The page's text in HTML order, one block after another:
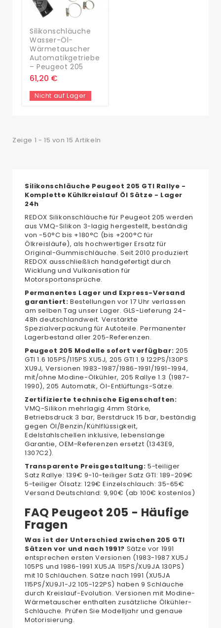
Silikonschläuche
Wasser-Öl-
Wärmetauscher
Automatikgetriebe
– Peugeot 205
61,20 €
Nicht auf Lager
Zeige 1 - 15 von 15 Artikeln
Silikonschläuche Peugeot 205 GTI Rallye -
Komplette Kühlkreislauf Öl Sätze - Lager
24h
REDOX Silikonschläuche für Peugeot 205 werden
aus VMQ-Silikon 3-lagig hergestellt, beständig
von -50°C bis +180°C (bis +200°C für
Ölkreisläufe), als hochwertiger Ersatz für
Original-Gummischläuche. Seit 2010 produziert
REDOX ausschließlich handgefertigt durch
Wicklung und Vulkanisation für
Motorsportansprüche.
Permanentes Lager und Express-Versand
garantiert: Bestellungen vor 17 Uhr verlassen
am selben Tag unser Lager. GLS-Lieferung 24-
48h deutschlandweit. Verstärkte
Spezialverpackung für Autoteile. Permanenter
Lagerbestand aller 205-Referenzen.
Peugeot 205 Modelle sofort verfügbar: 205
GTI 1.6 105PS/115PS XU5J, 205 GTI 1.9 122PS/130PS
XU9J, Versionen 1983-1987/1986-1991/1991-1994,
mit/ohne Modine-Ölkühler, 205 Rallye 1.3 (1987-
1990), 205 Automatik, Öl-Entlüftungs-Sätze.
Zertifizierte technische Eigenschaften:
VMQ-Silikon mehrlagig 4mm Stärke,
Betriebsdruck 3 bar, Berstdruck 15 bar, beständig
gegen Öl/Benzin/Kühlflüssigkeit,
Edelstahlschellen inklusive, lebenslange
Garantie, OEM-Referenzen ersetzt (1343E9,
1307C2).
Transparente Preisgestaltung: 5-teiliger
Satz Rallye: 139€ 9-10-teiliger Satz GTI: 189-209€
5-teiliger Ölsatz: 129€ Einzelschlauch: 35-65€
Versand Deutschland: 9,90€ (ab 100€ kostenlos)
FAQ Peugeot 205 - Häufige
Fragen
Was ist der Unterschied zwischen 205 GTI
Sätzen vor und nach 1991? Sätze vor 1991
entsprechen ersten Versionen (1983-1987 XU5J
105PS und 1986-1991 XU5JA 115PS/XU9JA 130PS)
mit 10 Schläuchen. Sätze nach 1991 (XU5JA
115PS/XU9J1-J2 105-122PS) haben 9 Schläuche
durch Kreislauf-Evolution. Versionen mit Modine-
Wärmetauscher enthalten zusätzliche Ölkühler-
Schläuche. Prüfen Sie Modelljahr und genaue
Motorisierung.